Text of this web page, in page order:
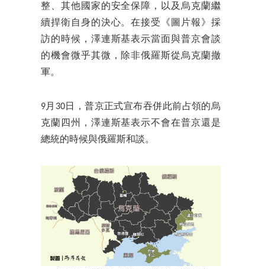
整、其他國家的安全保障，以及烏克蘭繼
續捍衛自身的決心。在接受《圖片報》採
訪的時候，澤連斯基表示當面與普京會談
的機會微乎其微，除非俄羅斯從烏克蘭撤
軍。
9月30日，普京正式宣布吞併此前占領的烏
克蘭四州，澤連斯基表示不會在普京還是
總統的時候與俄羅斯和談。